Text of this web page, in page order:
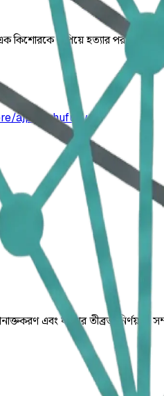
কুপিয়ে হত্যার পর লাশ
ajpigqxhufuzv
এবং ঘটনার তীব্রতা নির্ণয় যা